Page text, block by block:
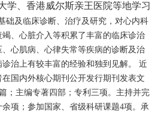
学、香港威尔斯亲王医院等地学习
础及临床诊断、治疗及研究，对心内科
、心脏介入等积累了丰富的临床诊治
心肌病、心律失常等疾病的诊断及治
治上有较丰富的经验和独到见解。 近
国内外核心期刊公开发行期刊发表文
；主编专著四部；专利三项。主持并完
项；参加国家、省级科研课题4项。承